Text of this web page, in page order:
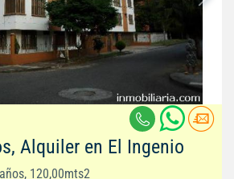
Alquiler en El Ingenio
120,00mts2